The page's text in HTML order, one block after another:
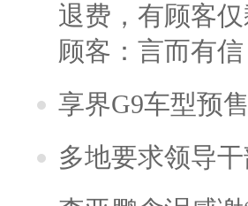
退费，有顾客
顾客：言而有
享界G9车型预
多地要求领导